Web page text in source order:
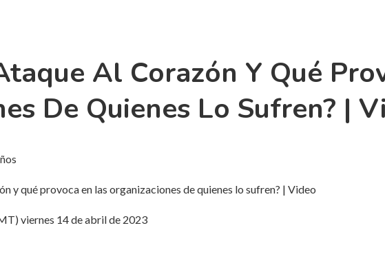
Al Corazón Y Qué
De Quienes Lo Sufren? |
viernes 14 de abril de 2023